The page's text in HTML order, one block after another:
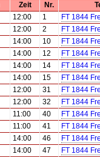
Zeit Nr.
12:00 1
FT 1844
12:00 2
FT 1844
14:00 10
FT 1844
14:00 12
FT 1844
14:00 14
FT 1844
14:00 15
FT 1844
12:00 31
FT 1844
12:00 32
FT 1844
11:00 40
FT 1844
11:00 41
FT 1844
14:00 46
FT 1844
14:00 47
FT 1844